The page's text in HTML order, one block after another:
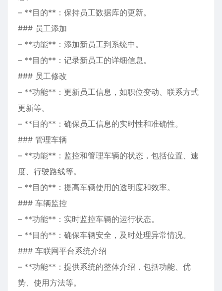
– **目的**：保持员工数据库的更新。
### 员工添加
– **功能**：添加新员工到系统中。
– **目的**：记录新员工的详细信息。
### 员工修改
– **功能**：更新员工信息，如职位变动、联系方式
更新等。
– **目的**：确保员工信息的实时性和准确性。
### 管理车辆
– **功能**：监控和管理车辆的状态，包括位置、速
度、行驶路线等。
– **目的**：提高车辆使用的透明度和效率。
### 车辆监控
– **功能**：实时监控车辆的运行状态。
– **目的**：确保车辆安全，及时处理异常情况。
### 车联网平台系统介绍
– **功能**：提供系统的整体介绍，包括功能、优
势、使用方法等。